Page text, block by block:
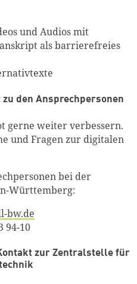
und Audios mit
als barrierefreies
den Ansprechpersonen
gerne weiter verbessern.
und Fragen zur digitalen
bei der
Württemberg:
bw.de
94-10
zur Zentralstelle für